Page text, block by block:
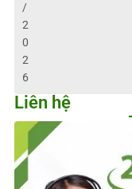
/
2
0
2
6
Liên hệ